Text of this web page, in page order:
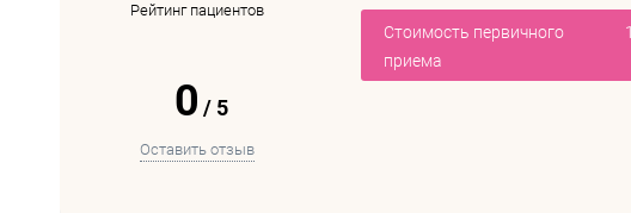
Рейтинг пациентов
0 / 5
Оставить отзыв
Стоимость первичного
приема